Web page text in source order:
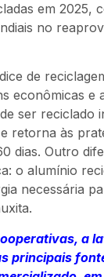
em 2025,
no
de
econômicas e
ser reciclado
retorna às
dias. Outro
o alumínio
necessária
a
principais